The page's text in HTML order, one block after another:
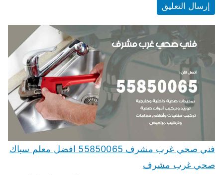
فني صحي غرب مشرف 55850065 افضل معلم سباك
صحي غرب مشرف